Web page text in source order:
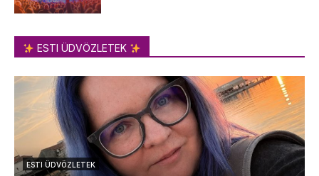
ESTI ÜDVÖZLETEK
ESTI ÜDVÖZLETEK